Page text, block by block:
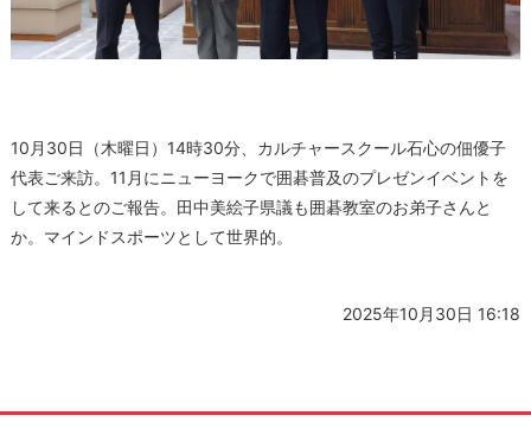
10月30日（木曜日）14時30分、カルチャースクール石心の佃優子
代表ご来訪。11月にニューヨークで囲碁普及のプレゼンイベントを
して来るとのご報告。田中美絵子県議も囲碁教室のお弟子さんと
か。マインドスポーツとして世界的。
2025年10月30日 16:18